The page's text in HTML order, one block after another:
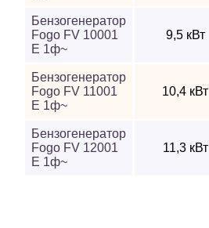
Бензогенератор
Fogo FV 10001
E 1ф~
9,5 кВт
Бензогенератор
Fogo FV 11001
E 1ф~
10,4 кВт
Бензогенератор
Fogo FV 12001
E 1ф~
11,3 кВт